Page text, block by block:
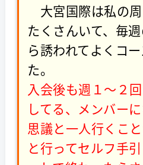
大宮国際は私の
たくさんいて、毎
ら誘われてよくコ
た。
入会後も週１～２
してる、メンバー
思議と一人行くこ
と行ってセルフ手